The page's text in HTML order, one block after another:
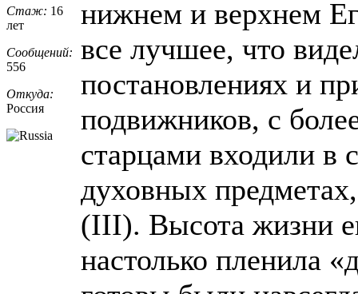
Стаж: 16
лет
Сообщений:
556
Откуда:
Россия
нижнем и верхнем
все лучшее, что
постановлениях и
подвижников, с
старцами входили в
духовных
(III). Высота жизни
настолько пленила